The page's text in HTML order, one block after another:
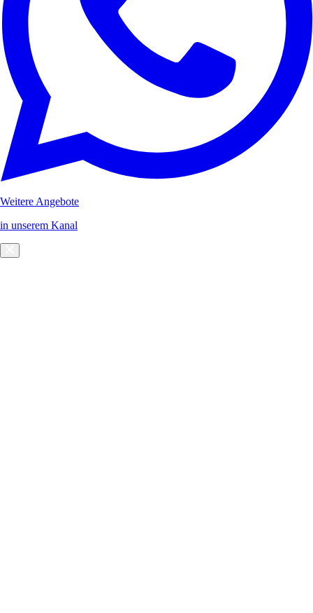
Weitere Angebote
in unserem Kanal